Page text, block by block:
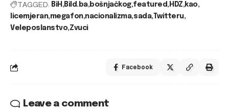
TAGGED: BiH Bild.ba bošnjačkog featured HDZ kao
licemjeran megafon nacionalizma sada Twitteru
Veleposlanstvo Zvuci
Facebook
Leave a comment